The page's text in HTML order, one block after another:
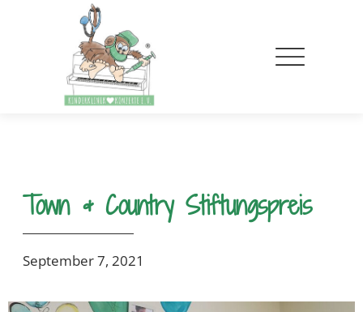
Town & Country Stiftungspreis
September 7, 2021